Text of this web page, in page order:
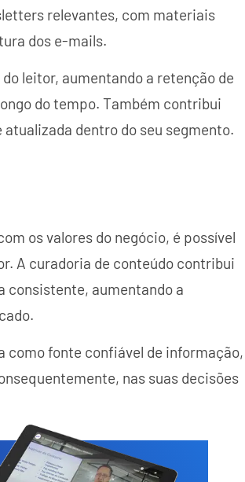
relevantes, com materiais
dos e-mails.
leitor, aumentando a retenção de
do tempo. Também contribui
dentro do seu segmento.
os valores do negócio, é possível
A curadoria de conteúdo contribui
consistente, aumentando a
como fonte confiável de informação,
nas suas decisões